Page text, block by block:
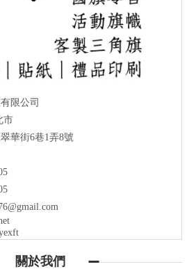
限公司
市
華街6巷1弄8號
關於我們